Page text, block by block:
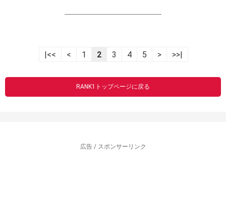
----------------------------------------------------------------
|<< < 1 2 3 4 5 > >>|
RANK1トップページに戻る
広告 / スポンサーリンク